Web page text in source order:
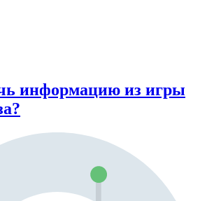
информацию из игры